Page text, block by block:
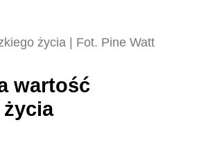
życia | Fot. Pine Watt
wartość
życia